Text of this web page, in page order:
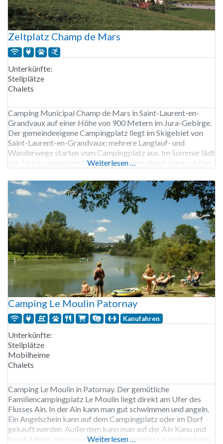
Zeltplatz Champ de Mars
Unterkünfte:
Stellplätze
Chalets
Camping Municipal Champ de Mars in Saint-Laurent-en-
Grandvaux auf einer Höhe von 900 Metern im Jura-Gebirge.
Der gemeindeeigene Campingplatz liegt im Skigebiet von
Saint-Laurent-en-Grandvaux; mehrere Langlauf- und
Wanderwege starten vom Campingplatz aus. Im Sommer lädt
der Jura zu ausgedehnten Spaziergängen durch seine schöne
Mars ist von Mitte Dezember bis Anfang Oktober geöffnet.
Weiterlesen …
Camping Le Moulin Patornay
Kanufahren
Unterkünfte:
Stellplätze
Mobilheime
Chalets
Camping Le Moulin in Patornay. Der gemütliche
Familiencampingplatz Le Moulin liegt direkt am Ufer des
Flusses Ain. In der Ain kann man gut schwimmen und angeln.
Ein Angelschein kann auf dem Campingplatz oder im Dorf
gekauft werden. Außerdem kann man auf der Ain Kanu und
Kajak fahren, die man auf dem Campingplatz ausleihen kann.
Weiterlesen …